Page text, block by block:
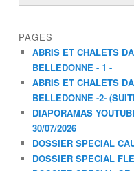
PAGES
ABRIS ET CHALETS
BELLEDONNE - 1 -
ABRIS ET CHALETS
BELLEDONNE -2-
DIAPORAMAS
30/07/2026
DOSSIER SPECIAL
DOSSIER SPECIAL